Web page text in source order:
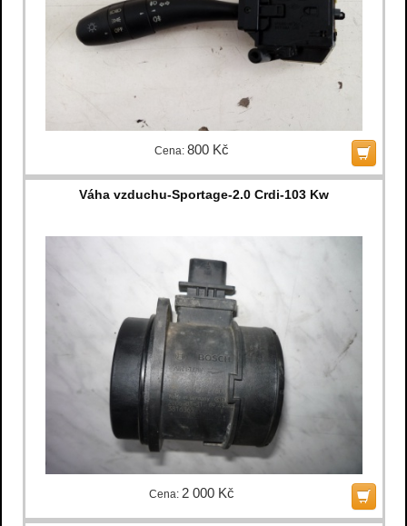
Cena: 800 Kč
Váha vzduchu-Sportage-2.0 Crdi-103 Kw
Cena: 2 000 Kč